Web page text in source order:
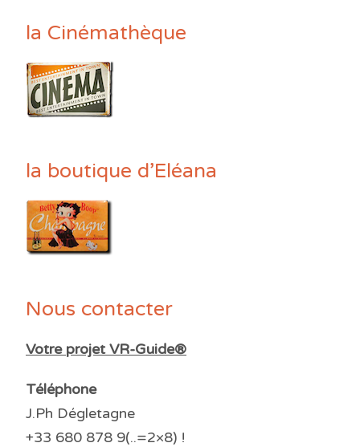
la Cinémathèque
la boutique d’Eléana
Nous contacter
Votre projet VR-Guide®
Téléphone
J.Ph Dégletagne
+33 680 878 9(..=2×8) !